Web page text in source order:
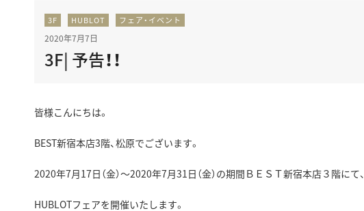
3F HUBLOT フェア・イベント
2020年7月7日
3F| 予告！！
皆様こんにちは。
BEST新宿本店3階、松原でございます。
2020年7月17日（金）～2020年7月31日（金）の期間ＢＥＳＴ新宿本店３階にて、
HUBLOTフェアを開催いたします。